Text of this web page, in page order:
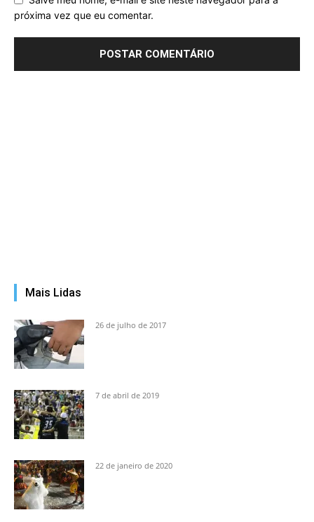
próxima vez que eu comentar.
Mais Lidas
26 de julho de 2017
7 de abril de 2019
22 de janeiro de 2020